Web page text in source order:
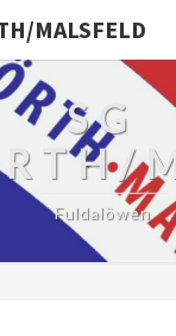
MALSFELD
SG
Fuldalöwen